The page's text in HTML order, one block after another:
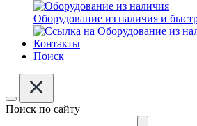
Оборудование из наличия и
Контакты
Поиск
Поиск по сайту